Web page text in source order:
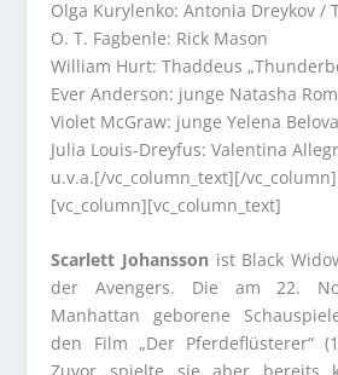
Olga Kurylenko: Antonia Dreykov /
O. T. Fagbenle: Rick Mason
William Hurt: Thaddeus
Ever Anderson: junge Natasha
Violet McGraw: junge Yelena Belova
Julia Louis-Dreyfus: Valentina
u.v.a.[/vc_column_text][/
[vc_column][vc_column_text]
Scarlett Johansson ist Black
der Avengers. Die am 22.
Manhattan geborene
den Film „Der Pferdeflüsterer“